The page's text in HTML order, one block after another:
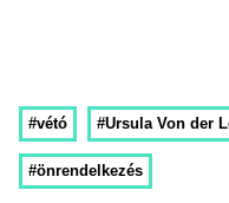
#vétó #Ursula Von der
#önrendelkezés